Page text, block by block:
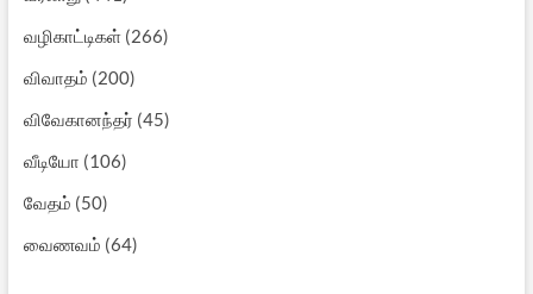
வழிகாட்டிகள்(266)
விவாதம் (200)
விவேகானந்தர் (45)
வீடியோ (106)
வேதம் (50)
வைணவம் (64)